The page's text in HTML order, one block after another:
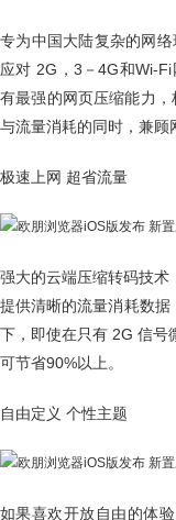
专为中国大陆复杂的网
应对 2G，3－4G和Wi-
有最强的网页压缩能力
与流量消耗的同时，兼顾
极速上网 超省流量
强大的云端压缩转码技
提供清晰的流量消耗数
下，即使在只有 2G 信号
可节省90%以上。
自由定义 个性主题
如果喜欢开放自由的体